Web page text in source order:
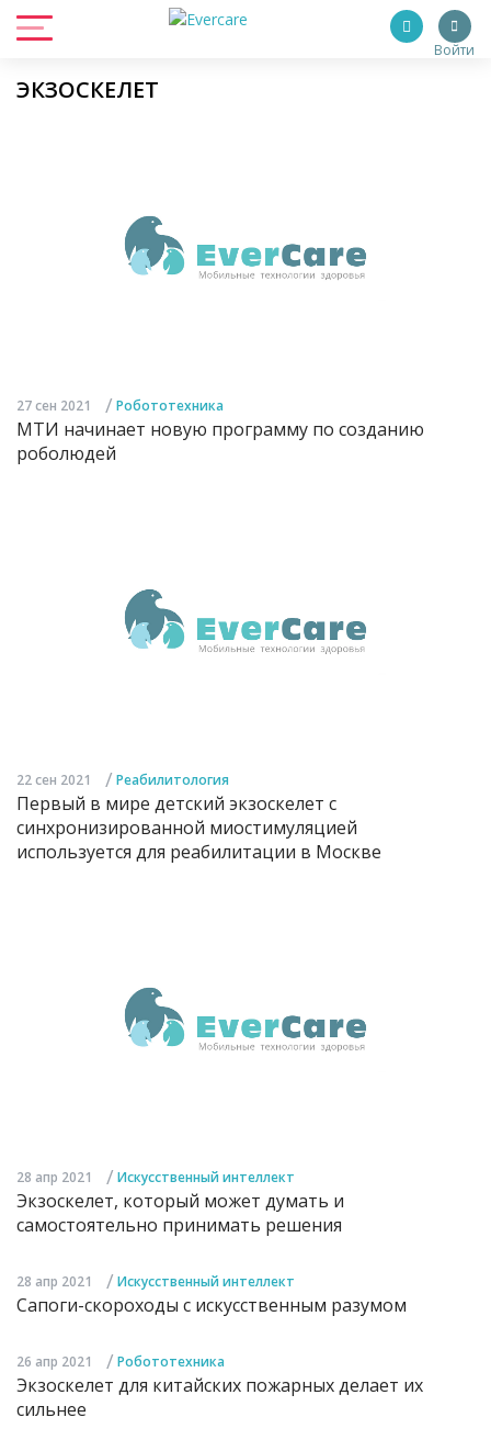
Войти
ЭКЗОСКЕЛЕТ
27 сен 2021 / Робототехника
МТИ начинает новую программу по созданию
роболюдей
22 сен 2021 / Реабилитология
Первый в мире детский экзоскелет с
синхронизированной миостимуляцией
используется для реабилитации в Москве
28 апр 2021 / Искусственный интеллект
Экзоскелет, который может думать и
самостоятельно принимать решения
28 апр 2021 / Искусственный интеллект
Сапоги-скороходы с искусственным разумом
26 апр 2021 / Робототехника
Экзоскелет для китайских пожарных делает их
сильнее